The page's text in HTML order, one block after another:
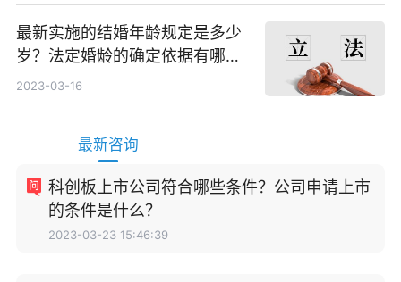
最新实施的结婚年龄规定是多少
岁？法定婚龄的确定依据有哪
些？
2023-03-16
最新咨询
科创板上市公司符合哪些条件？公司申请上市
的条件是什么？
2023-03-23 15:46:39